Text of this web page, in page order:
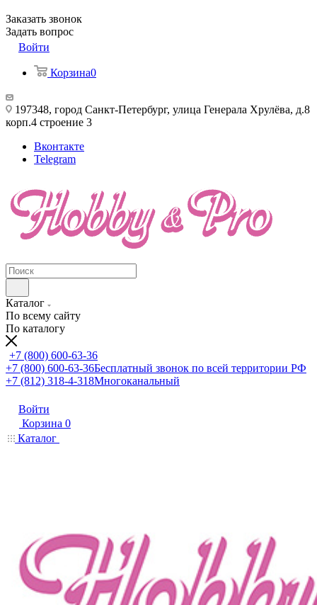
Заказать звонок
Задать вопрос
Войти
Корзина0
197348, город Санкт-Петербург, улица Генерала Хрулёва, д.8
корп.4 строение 3
Вконтакте
Telegram
Каталог
По всему сайту
По каталогу
+7 (800) 600-63-36
+7 (800) 600-63-36Бесплатный звонок по всей территории РФ
+7 (812) 318-4-318Многоканальный
Войти
Корзина 0
Каталог